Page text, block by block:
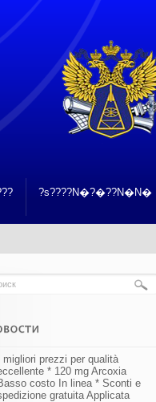
?s????N�?�??N�N�
I migliori prezzi per qualità
* 120 mg Arcoxia
costo In linea * Sconti e
gratuita Applicata